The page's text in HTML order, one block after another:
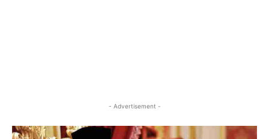
- Advertisement -